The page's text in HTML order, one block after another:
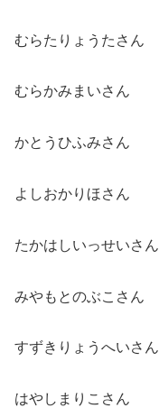
むらたりょうたさん
むらかみまいさん
かとうひふみさん
よしおかりほさん
たかはしいっせいさん
みやもとのぶこさん
すずきりょうへいさん
はやしまりこさん